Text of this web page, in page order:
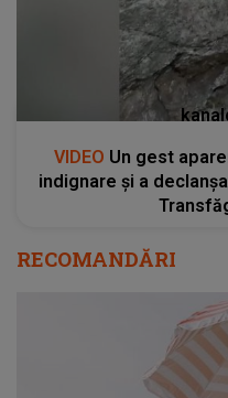
VIDEO Un gest
indignare și a
RECOMANDĂRI